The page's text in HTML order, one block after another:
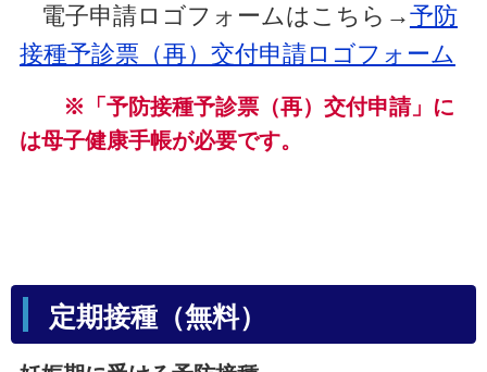
電子申請ロゴフォームはこちら→予防
接種予診票（再）交付申請ロゴフォーム
※「予防接種予診票（再）交付申請」に
は母子健康手帳が必要です。
定期接種（無料）